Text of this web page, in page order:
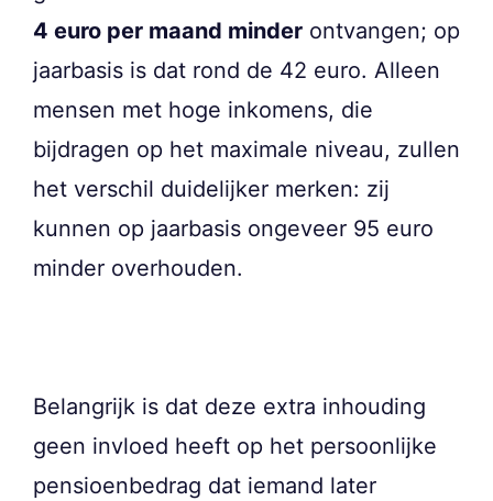
4 euro per maand minder ontvangen; op
jaarbasis is dat rond de 42 euro. Alleen
mensen met hoge inkomens, die
bijdragen op het maximale niveau, zullen
het verschil duidelijker merken: zij
kunnen op jaarbasis ongeveer 95 euro
minder overhouden.
Belangrijk is dat deze extra inhouding
geen invloed heeft op het persoonlijke
pensioenbedrag dat iemand later